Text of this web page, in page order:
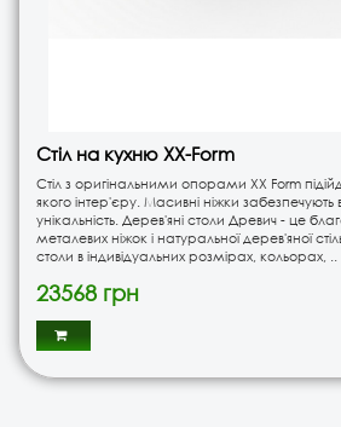
Стіл на кухню XX-Form
Стіл з оригінальними опорами ХХ Form
якого інтер'єру. Масивні ніжки забезпечують
унікальність. Дерев'яні столи Древич - це
металевих ніжок і натуральної дерев'яної
столи в індивідуальних розмірах, кольорах, ..
23568 грн